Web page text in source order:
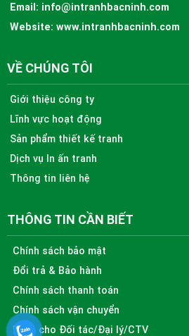
Email: info@intranhbacninh.com
Website: www.intranhbacninh.com
VỀ CHÚNG TÔI
Giới thiệu công ty
Lĩnh vực hoạt động
Sản phẩm thiết kế tranh
Dịch vụ In ấn tranh
Thông tin liên hệ
THÔNG TIN CẦN BIẾT
Chính sách bảo mật
Đổi trả & Bảo hành
Chính sách thanh toán
Chính sách vận chuyển
Dành cho Đối tác/Đại lý/CTV